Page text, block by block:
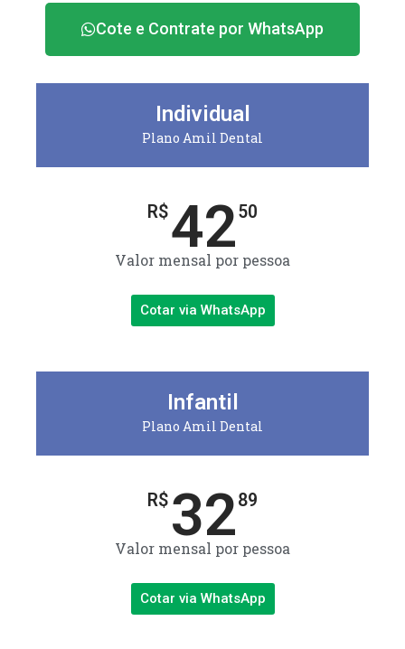
Cote e Contrate por WhatsApp
Individual
Plano Amil Dental
R$4250
Valor mensal por pessoa
Cotar via WhatsApp
Infantil
Plano Amil Dental
R$ 3289
Valor mensal por pessoa
Cotar via WhatsApp